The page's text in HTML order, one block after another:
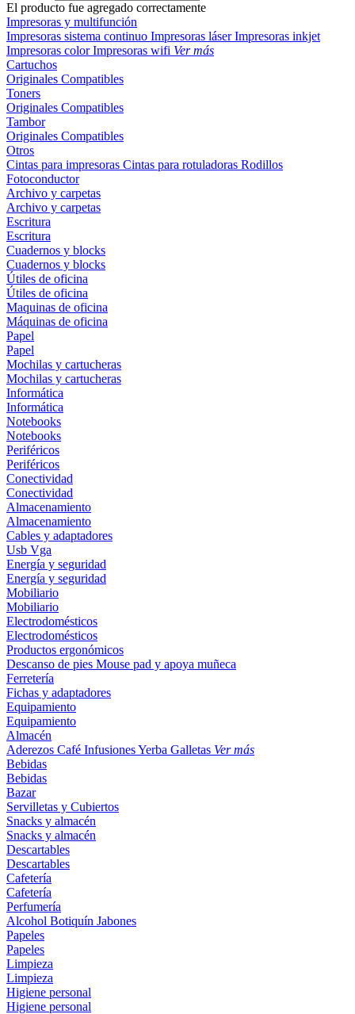
El producto fue agregado correctamente
Impresoras y multifunción
Impresoras sistema continuo Impresoras láserImpresoras inkjet
Impresoras colorImpresoras wifi Ver más
Cartuchos
Originales Compatibles
Toners
Originales Compatibles
Tambor
Originales Compatibles
Otros
Cintas para impresoras Cintas para rotuladoras Rodillos
Fotoconductor
Archivo y carpetas
Archivo y carpetas
Escritura
Escritura
Cuadernos y blocks
Cuadernos y blocks
Útiles de oficina
Útiles de oficina
Maquinas de oficina
Máquinas de oficina
Papel
Papel
Mochilas y cartucheras
Mochilas y cartucheras
Informática
Informática
Notebooks
Notebooks
Periféricos
Periféricos
Conectividad
Conectividad
Almacenamiento
Almacenamiento
Cables y adaptadores
Usb Vga
Energía y seguridad
Energía y seguridad
Mobiliario
Mobiliario
Electrodomésticos
Electrodomésticos
Productos ergonómicos
Descanso de pies Mouse pad y apoya muñeca
Ferretería
Fichas y adaptadores
Equipamiento
Equipamiento
Almacén
Aderezos Café InfusionesYerba Galletas Ver más
Bebidas
Bebidas
Bazar
Servilletas y Cubiertos
Snacks y almacén
Snacks y almacén
Descartables
Descartables
Cafetería
Cafetería
Perfumería
Alcohol Botiquín Jabones
Papeles
Papeles
Limpieza
Limpieza
Higiene personal
Higiene personal